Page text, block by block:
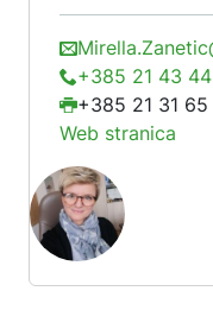
+385 21 43 44
+385 21 31
Web stranica